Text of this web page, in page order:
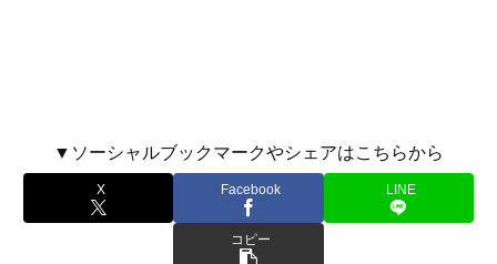
▼ソーシャルブックマークやシェアはこちらから
X Facebook LINE
コピー